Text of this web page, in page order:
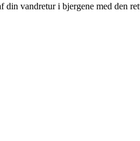
din vandretur i bjergene med den